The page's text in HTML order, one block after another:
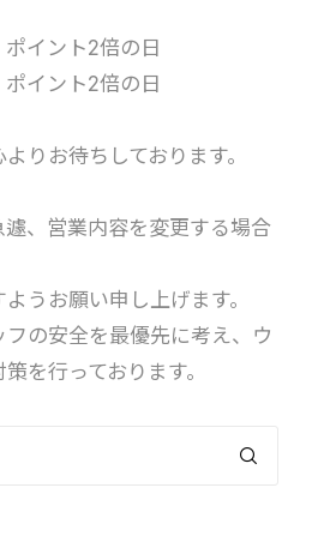
イント2倍の日
イント2倍の日
りお待ちしております。
、営業内容を変更する場合
うお願い申し上げます。
の安全を最優先に考え、ウ
を行っております。